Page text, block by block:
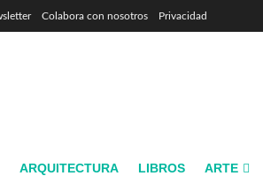
Colabora con nosotros Privacidad
ARQUITECTURA LIBROS ARTE